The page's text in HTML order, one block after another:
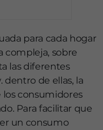
para cada hogar
compleja, sobre
las diferentes
dentro de ellas, la
consumidores
Para facilitar que
un consumo